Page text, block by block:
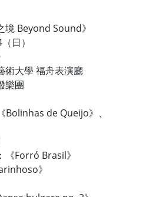
境 Beyond Sound》
日）
術大學 福舟表演廳
樂團
de Queijo》、
Forró Brasil》
》